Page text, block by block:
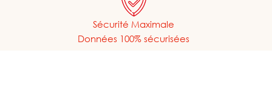
Sécurité Maximale
Données 100% sécurisées